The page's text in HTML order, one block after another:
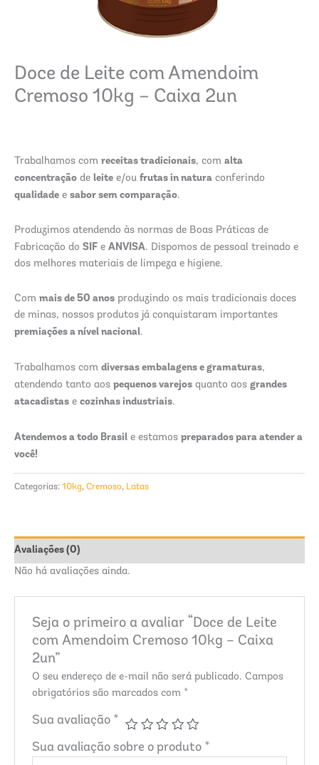
Doce de Leite com Amendoim
Cremoso 10kg – Caixa 2un
Trabalhamos com receitas tradicionais, com alta
concentração de leite e/ou frutas in natura conferindo
qualidade e sabor sem comparação.
Produzimos atendendo às normas de Boas Práticas de
Fabricação do SIF e ANVISA. Dispomos de pessoal treinado e
dos melhores materiais de limpeza e higiene.
Com mais de 50 anos produzindo os mais tradicionais doces
de minas, nossos produtos já conquistaram importantes
premiações a nível nacional.
Trabalhamos com diversas embalagens e gramaturas,
atendendo tanto aos pequenos varejos quanto aos grandes
atacadistas e cozinhas industriais.
Atendemos a todo Brasil e estamos preparados para atender a
você!
Categorias: 10kg, Cremoso, Latas
Avaliações (0)
Não há avaliações ainda.
Seja o primeiro a avaliar “Doce de Leite
com Amendoim Cremoso 10kg – Caixa
2un”
O seu endereço de e-mail não será publicado. Campos
obrigatórios são marcados com *
Sua avaliação *
Sua avaliação sobre o produto *